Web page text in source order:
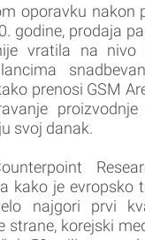
oporavku nakon
godine, prodaja
vratila na nivo
prenosi GSM
svoj danak.
kako je evropsko
najgori prvi
strane, korejski